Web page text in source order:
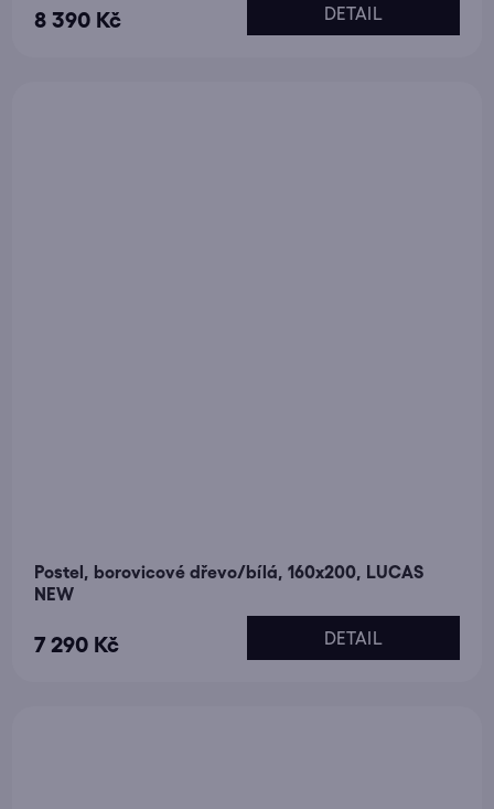
8 390 Kč DETAIL
Postel, borovicové dřevo/bílá, 160x200, LUCAS
NEW
7 290 Kč DETAIL